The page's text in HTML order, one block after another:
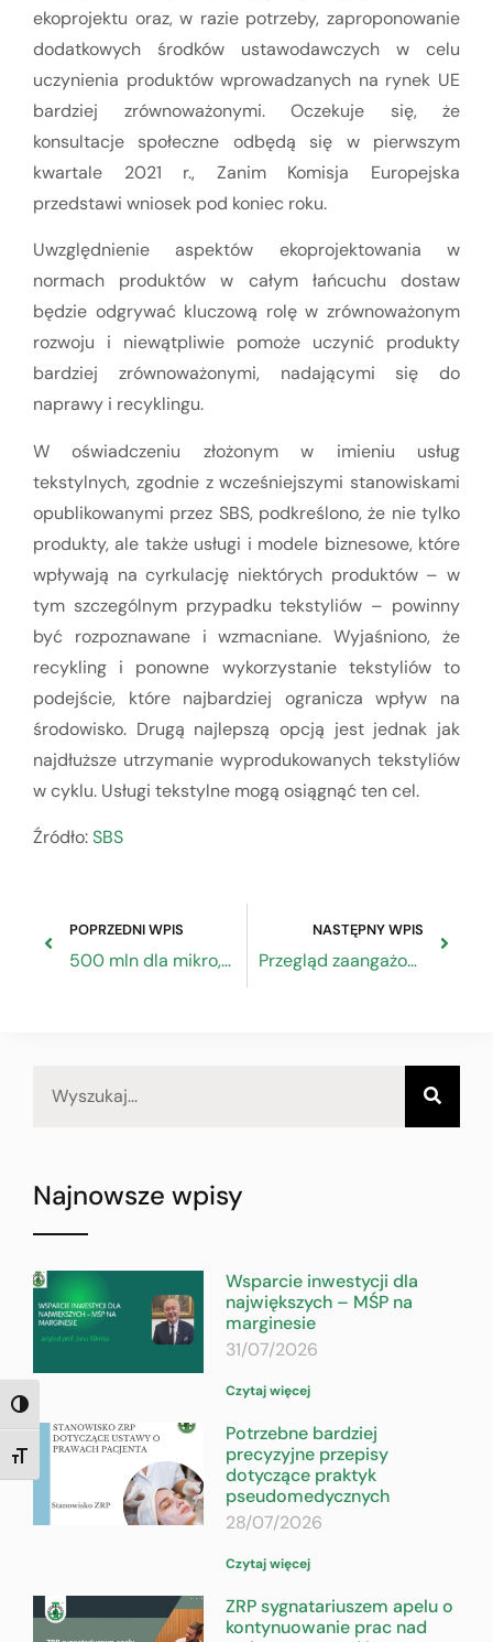
TOGGLE HIGH CONTRAST
TOGGLE FONT SIZE
ekoprojektu oraz, w razie potrzeby, zaproponowanie
dodatkowych środków ustawodawczych w celu
uczynienia produktów wprowadzanych na rynek UE
bardziej zrównoważonymi. Oczekuje się, że
konsultacje społeczne odbędą się w pierwszym
kwartale 2021 r., Zanim Komisja Europejska
przedstawi wniosek pod koniec roku.
Uwzględnienie aspektów ekoprojektowania w
normach produktów w całym łańcuchu dostaw
będzie odgrywać kluczową rolę w zrównoważonym
rozwoju i niewątpliwie pomoże uczynić produkty
bardziej zrównoważonymi, nadającymi się do
naprawy i recyklingu.
W oświadczeniu złożonym w imieniu usług
tekstylnych, zgodnie z wcześniejszymi stanowiskami
opublikowanymi przez SBS, podkreślono, że nie tylko
produkty, ale także usługi i modele biznesowe, które
wpływają na cyrkulację niektórych produktów – w
tym szczególnym przypadku tekstyliów – powinny
być rozpoznawane i wzmacniane. Wyjaśniono, że
recykling i ponowne wykorzystanie tekstyliów to
podejście, które najbardziej ogranicza wpływ na
środowisko. Drugą najlepszą opcją jest jednak jak
najdłuższe utrzymanie wyprodukowanych tekstyliów
w cyklu. Usługi tekstylne mogą osiągnąć ten cel.
Źródło:SBS
POPRZEDNI WPIS
500 mln dla mikro, małych i średnich przedsiębiorców
NASTĘPNY WPIS
Przegląd zaangażowania partnerów społecznych w proces Semestru Europejskiego
Najnowsze wpisy
Wsparcie inwestycji dla
największych – MŚP na
marginesie
31/07/2026
Czytaj więcej
Potrzebne bardziej
precyzyjne przepisy
dotyczące praktyk
pseudomedycznych
28/07/2026
Czytaj więcej
ZRP sygnatariuszem apelu o
kontynuowanie prac nad